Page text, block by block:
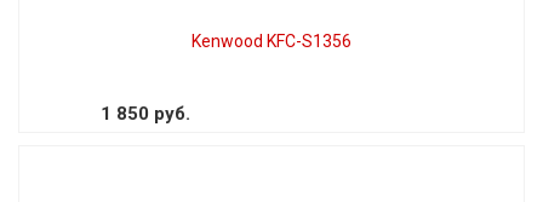
Kenwood KFC-S1356
1 850 руб.